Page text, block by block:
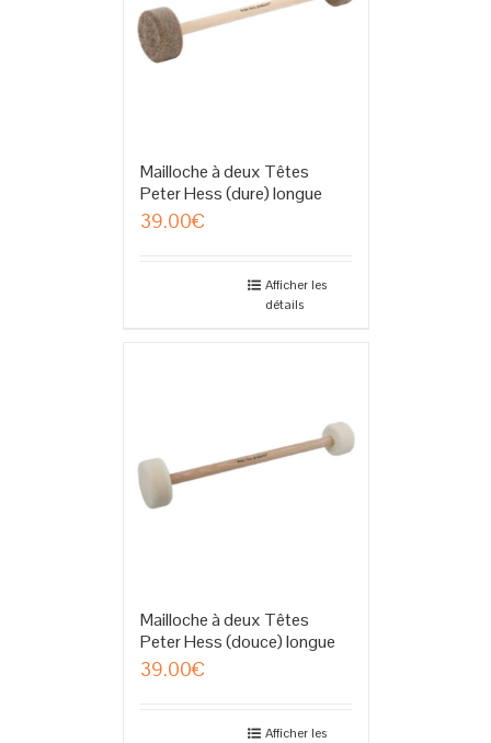
Mailloche à deux Têtes
Peter Hess (dure) longue
39.00€
Afficher les
détails
Mailloche à deux Têtes
Peter Hess (douce) longue
39.00€
Afficher les